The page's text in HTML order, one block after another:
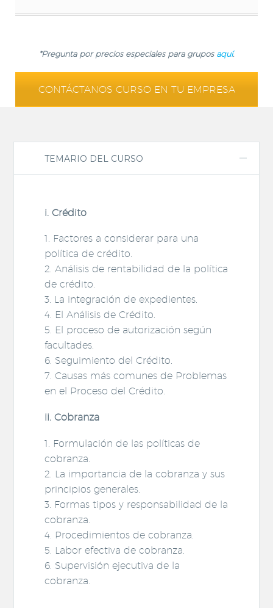
*Pregunta por precios especiales para grupos aquí.
CONTÁCTANOS CURSO EN TU EMPRESA
TEMARIO DEL CURSO
i. Crédito
1. Factores a considerar para una
política de crédito.
2. Análisis de rentabilidad de la política
de crédito.
3. La integración de expedientes.
4. El Análisis de Crédito.
5. El proceso de autorización según
facultades.
6. Seguimiento del Crédito.
7. Causas más comunes de Problemas
en el Proceso del Crédito.
ii. Cobranza
1. Formulación de las políticas de
cobranza.
2. La importancia de la cobranza y sus
principios generales.
3. Formas tipos y responsabilidad de la
cobranza.
4. Procedimientos de cobranza.
5. Labor efectiva de cobranza.
6. Supervisión ejecutiva de la
cobranza.